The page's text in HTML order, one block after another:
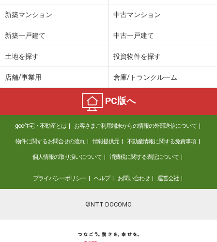
大阪府大阪市天王寺区勝山２
2,890万円
1億980万円
住 所
大阪府大阪市天王寺区空清町
専有面積 83.16m²
間取り
3LDK
大阪府八尾市山本町北８
価 格
970万円
住 所
大阪府八尾市山本町北８
62.29m²
大阪府八尾市若林町１
新築マンション 中古マンション
新築一戸建て 中古一戸建て
土地を探す 投資物件を探す
店舗/事業用 倉庫/トランクルーム
PC版へ
goo住宅・不動産とは お客さまご利用端末からの情報の外部送信について
物件に関するお問合せの流れ 情報提供元 不動産情報に関する免責事項
個人情報の取り扱いについて 消費税に関する表記について
プライバシーポリシー ヘルプ お問い合わせ 運営会社
©NTT DOCOMO